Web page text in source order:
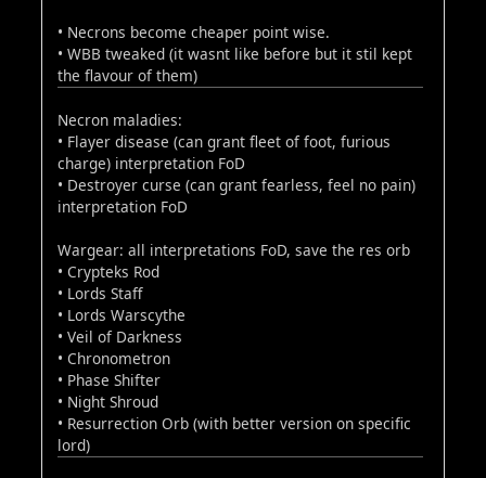
• Necrons become cheaper point wise.
• WBB tweaked (it wasnt like before but it stil kept
the flavour of them)
Necron maladies:
• Flayer disease (can grant fleet of foot, furious
charge) interpretation FoD
• Destroyer curse (can grant fearless, feel no pain)
interpretation FoD
Wargear: all interpretations FoD, save the res orb
• Crypteks Rod
• Lords Staff
• Lords Warscythe
• Veil of Darkness
• Chronometron
• Phase Shifter
• Night Shroud
• Resurrection Orb (with better version on specific
lord)